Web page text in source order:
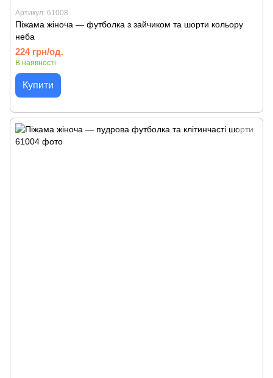
Артикул: 61008
Піжама жіноча — футболка з зайчиком та шорти кольору
неба
224 грн/од.
В наявності
Купити